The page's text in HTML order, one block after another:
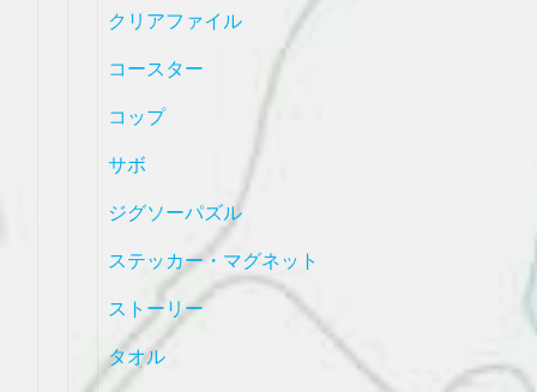
クリアファイル
コースター
コップ
サボ
ジグソーパズル
ステッカー・マグネット
ストーリー
タオル